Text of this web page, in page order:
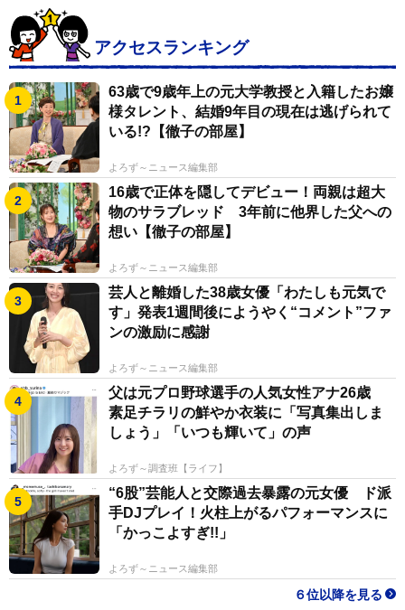
アクセスランキング
63歳で9歳年上の元大学教授と入籍したお嬢
様タレント、結婚9年目の現在は逃げられて
いる!?【徹子の部屋】
よろず～ニュース編集部
16歳で正体を隠してデビュー！両親は超大
物のサラブレッド 3年前に他界した父への
想い【徹子の部屋】
よろず～ニュース編集部
芸人と離婚した38歳女優「わたしも元気で
す」発表1週間後にようやく“コメント”ファ
ンの激励に感謝
よろず～ニュース編集部
父は元プロ野球選手の人気女性アナ26歳
素足チラリの鮮やか衣装に「写真集出しま
しょう」「いつも輝いて」の声
よろず～調査班【ライフ】
“6股”芸能人と交際過去暴露の元女優 ド派
手DJプレイ！火柱上がるパフォーマンスに
「かっこよすぎ!!」
よろず～ニュース編集部
６位以降を見る